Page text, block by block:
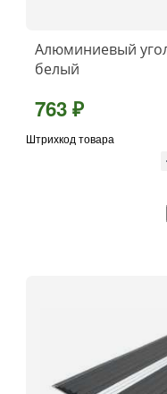
Алюминиевый
белый
763 ₽
Штрихкод товара